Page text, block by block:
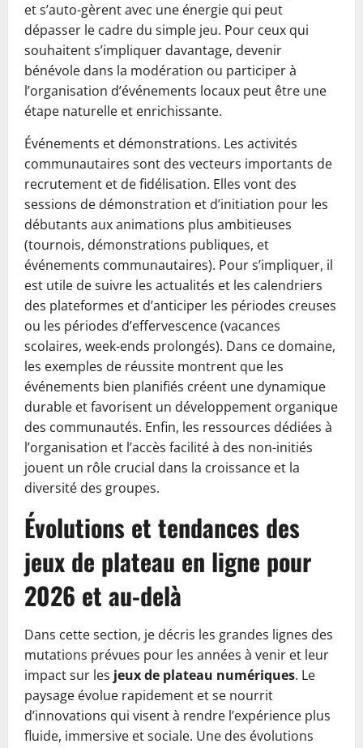
et s’auto-gèrent avec une énergie qui peut
dépasser le cadre du simple jeu. Pour ceux qui
souhaitent s’impliquer davantage, devenir
bénévole dans la modération ou participer à
l’organisation d’événements locaux peut être une
étape naturelle et enrichissante.
Événements et démonstrations. Les activités
communautaires sont des vecteurs importants de
recrutement et de fidélisation. Elles vont des
sessions de démonstration et d’initiation pour les
débutants aux animations plus ambitieuses
(tournois, démonstrations publiques, et
événements communautaires). Pour s’impliquer, il
est utile de suivre les actualités et les calendriers
des plateformes et d’anticiper les périodes creuses
ou les périodes d’effervescence (vacances
scolaires, week-ends prolongés). Dans ce domaine,
les exemples de réussite montrent que les
événements bien planifiés créent une dynamique
durable et favorisent un développement organique
des communautés. Enfin, les ressources dédiées à
l’organisation et l’accès facilité à des non-initiés
jouent un rôle crucial dans la croissance et la
diversité des groupes.
Évolutions et tendances des
jeux de plateau en ligne pour
2026 et au-delà
Dans cette section, je décris les grandes lignes des
mutations prévues pour les années à venir et leur
impact sur les jeux de plateau numériques. Le
paysage évolue rapidement et se nourrit
d’innovations qui visent à rendre l’expérience plus
fluide, immersive et sociale. Une des évolutions